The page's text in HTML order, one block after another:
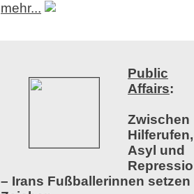
mehr...
Public
Affairs:
Zwischen
Hilferufen,
Asyl und
– Irans Fußballerinnen setzen